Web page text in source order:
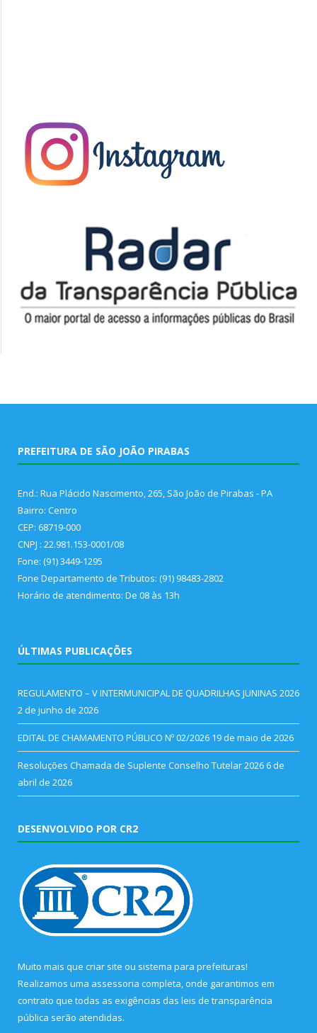
PREFEITURA DE SÃO JOÃO PIRABAS
End.: Rua Plácido Nascimento, 265, São João de Pirabas - PA
Bairro: Centro
CEP: 68719-000
CNPJ : 22.981.153-0001/08
Fone: (91) 3449-1295
Fone Departamento de Tributos: (91) 98483-2802
Horário de atendimento: De 08 às 13h
ÚLTIMAS PUBLICAÇÕES
REGULAMENTO – V INTERMUNICIPAL DE QUADRILHAS JUNINAS 2026
2 de junho de 2026
EDITAL DE CHAMAMENTO PÚBLICO Nº 02/2026 19 de maio de 2026
Resoluções Chamada de Suplente Conselho Tutelar 2026 6 de
abril de 2026
DESENVOLVIDO POR CR2
Muito mais que criar site ou sistema para prefeituras!
Realizamos uma assessoria completa, onde garantimos em
contrato que todas as exigências das leis de transparência
pública serão atendidas.